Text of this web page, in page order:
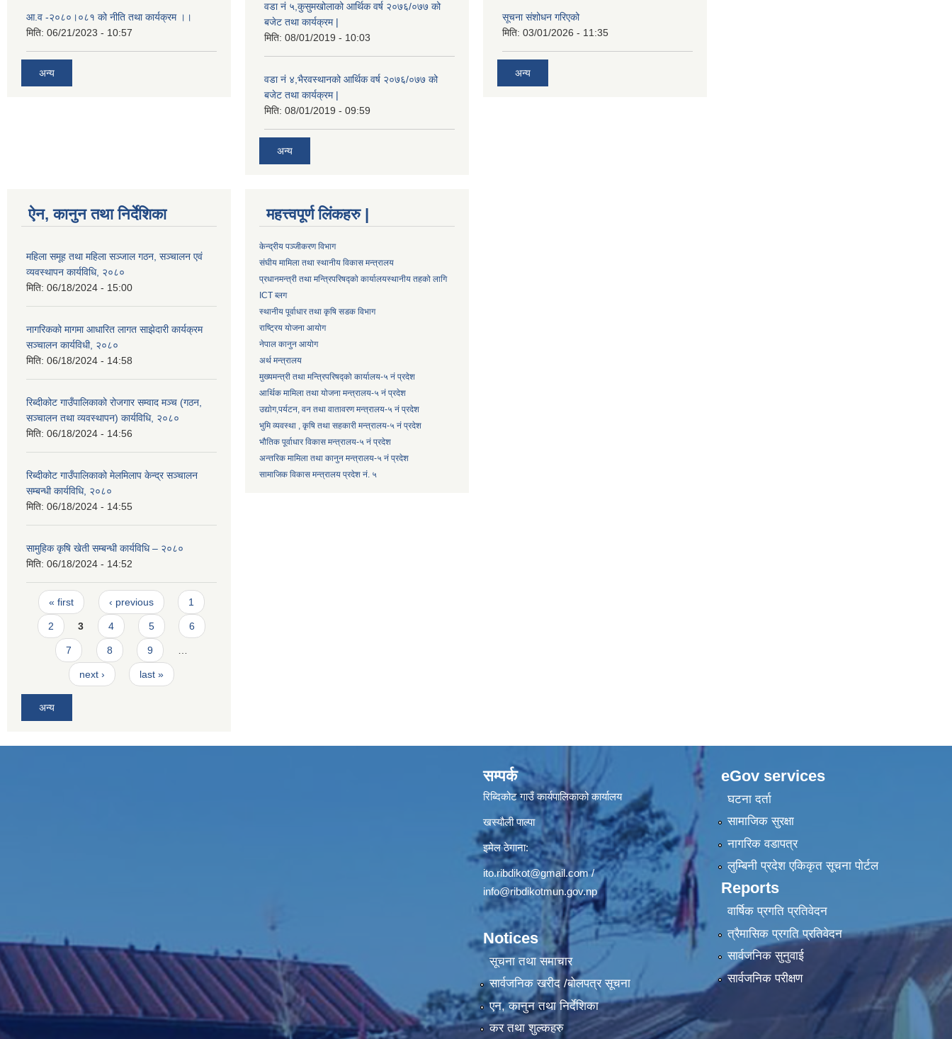
आ.व -२०८०।०८१ को नीति तथा कार्यक्रम ।।
मिति: 06/21/2023 - 10:57
अन्य
वडा नं ५,कुसुमखोलाको आर्थिक वर्ष २०७६/०७७ को
बजेट तथा कार्यक्रम |
मिति: 08/01/2019 - 10:03
वडा नं ४,भैरवस्थानको आर्थिक वर्ष २०७६/०७७ को
बजेट तथा कार्यक्रम |
मिति: 08/01/2019 - 09:59
अन्य
सूचना संशोधन गरिएको
मिति: 03/01/2026 - 11:35
अन्य
ऐन, कानुन तथा निर्देशिका
महिला समूह तथा महिला सञ्जाल गठन, सञ्चालन एवं
व्यवस्थापन कार्यविधि, २०८०
मिति: 06/18/2024 - 15:00
नागरिकको मागमा आधारित लागत साझेदारी कार्यक्रम
सञ्चालन कार्यविधी, २०८०
मिति: 06/18/2024 - 14:58
रिब्दीकोट गाउँपालिकाको रोजगार सम्वाद मञ्च (गठन,
सञ्चालन तथा व्यवस्थापन) कार्यविधि, २०८०
मिति: 06/18/2024 - 14:56
रिब्दीकोट गाउँपालिकाको मेलमिलाप केन्द्र सञ्चालन
सम्बन्धी कार्यविधि, २०८०
मिति: 06/18/2024 - 14:55
सामुहिक कृषि खेती सम्बन्धी कार्यविधि – २०८०
मिति: 06/18/2024 - 14:52
Pages
« first ‹ previous 1
2 3 4 5 6
7 8 9
next › last »
अन्य
महत्त्वपूर्ण लिंकहरु |
केन्द्रीय पञ्जीकरण विभाग
संघीय मामिला तथा स्थानीय विकास मन्त्रालय
प्रधानमन्त्री तथा मन्त्रिपरिषद्को कार्यालयस्थानीय तहको लागि
ICT ब्लग
स्थानीय पूर्वाधार तथा कृषि सडक विभाग
राष्ट्रिय योजना आयोग
नेपाल कानुन आयोग
अर्थ मन्त्रालय
मुख्यमन्त्री तथा मन्त्रिपरिषद्को कार्यालय-५ नं प्रदेश
आर्थिक मामिला तथा योजना मन्त्रालय-५ नं प्रदेश
उद्याेग,पर्यटन, वन तथा वातावरण मन्त्रालय-५ नं प्रदेश
भुमि व्यवस्था , कृषि तथा सहकारी मन्त्रालय-५ नं प्रदेश
भौतिक पूर्वाधार विकास मन्त्रालय-५ नं प्रदेश
अन्तरिक मामिला तथा कानुन मन्त्रालय-५ नं प्रदेश
सामाजिक विकास मन्त्रालय प्रदेश नं. ५
सम्पर्क
रिब्दिकोट गाउँ कार्यपालिकाको कार्यालय
खस्यौली पाल्पा
इमेल ठेगाना:
ito.ribdikot@gmail.com/
info@ribdikotmun.gov.np
Notices
सूचना तथा समाचार
सार्वजनिक खरीद /बोलपत्र सूचना
एन, कानुन तथा निर्देशिका
कर तथा शुल्कहरु
eGov services
घटना दर्ता
सामाजिक सुरक्षा
नागरिक वडापत्र
लुम्बिनी प्रदेश एकिकृत सूचना पाेर्टल
Reports
वार्षिक प्रगति प्रतिवेदन
त्रैमासिक प्रगति प्रतिवेदन
सार्वजनिक सुनुवाई
सार्वजनिक परीक्षण